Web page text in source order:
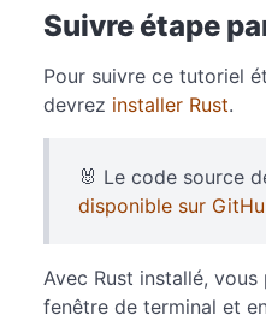
Suivre étape
Pour suivre ce tutoriel
devrez installer Rust.
🐰 Le code source
disponible sur
Avec Rust installé,
fenêtre de terminal et